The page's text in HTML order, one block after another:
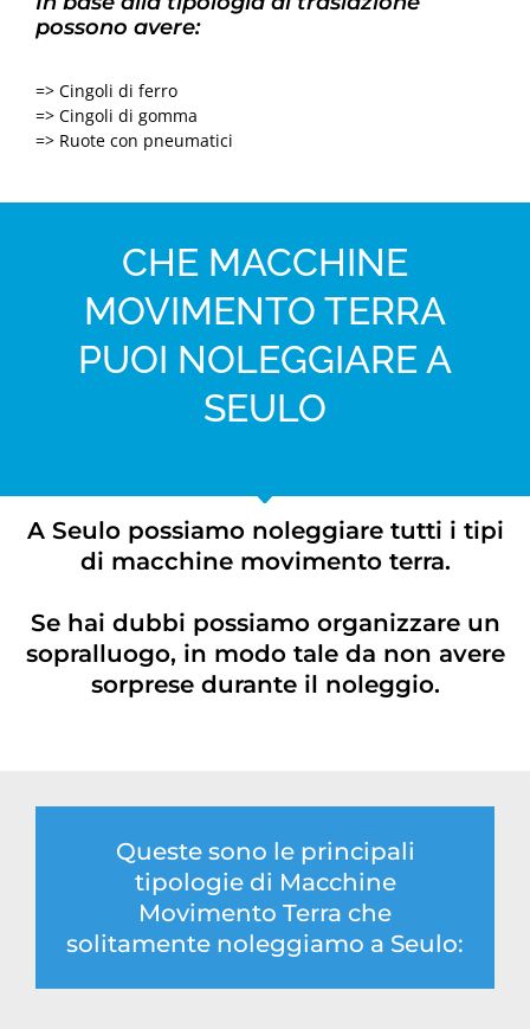
possono avere:
=> Cingoli di ferro
=> Cingoli di gomma
=> Ruote con pneumatici
CHE MACCHINE
MOVIMENTO TERRA
PUOI NOLEGGIARE A
SEULO
A Seulo possiamo noleggiare tutti i tipi
di macchine movimento terra.
Se hai dubbi possiamo organizzare un
sopralluogo, in modo tale da non avere
sorprese durante il noleggio.
Queste sono le principali
tipologie di Macchine
Movimento Terra che
solitamente noleggiamo a Seulo: